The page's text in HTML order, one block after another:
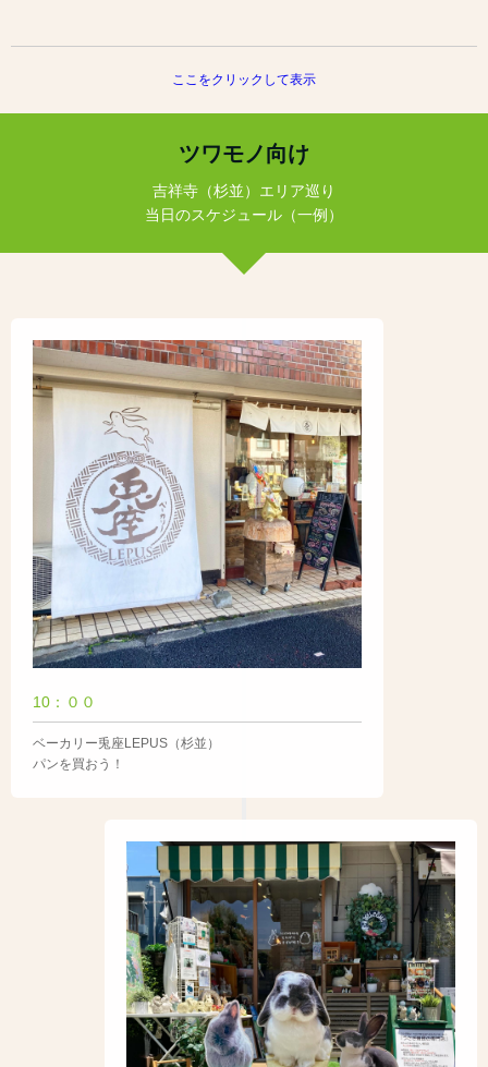
ここをクリックして表示
ツワモノ向け
吉祥寺（杉並）エリア巡り
当日のスケジュール（一例）
10：００
ベーカリー兎座LEPUS（杉並）
パンを買おう！